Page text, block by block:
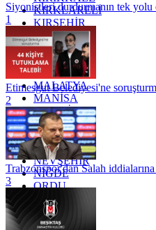
KIRKLARELİ
KIRŞEHİR
KOCAELİ
KONYA
KÜTAHYA
KİLİS
MALATYA
MANİSA
MARDİN
MERSİN
MUĞLA
MUŞ
NEVŞEHİR
NİĞDE
ORDU
OSMANİYE
RİZE
SAKARYA
Siyonistleri durdurmanın tek yolu
1
Etimesgut Belediyesi'ne
2
Trabzonspor'dan Salah
3